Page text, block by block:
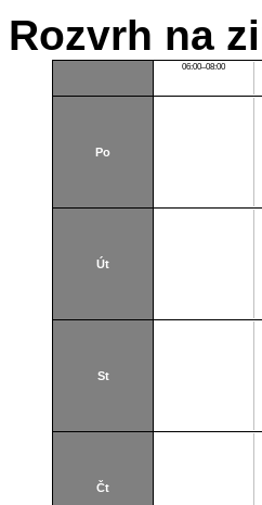
Rozvrh na
06:00–08:00
Po
Út
St
Čt